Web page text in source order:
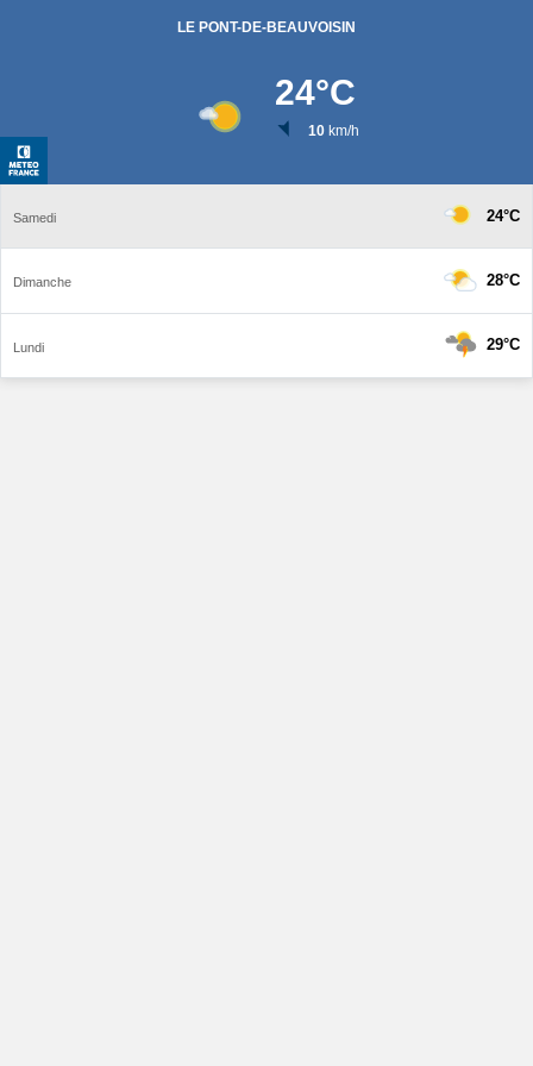
LE PONT-DE-BEAUVOISIN
24°C
10km/h
Samedi 24°C
Dimanche 28°C
Lundi 29°C